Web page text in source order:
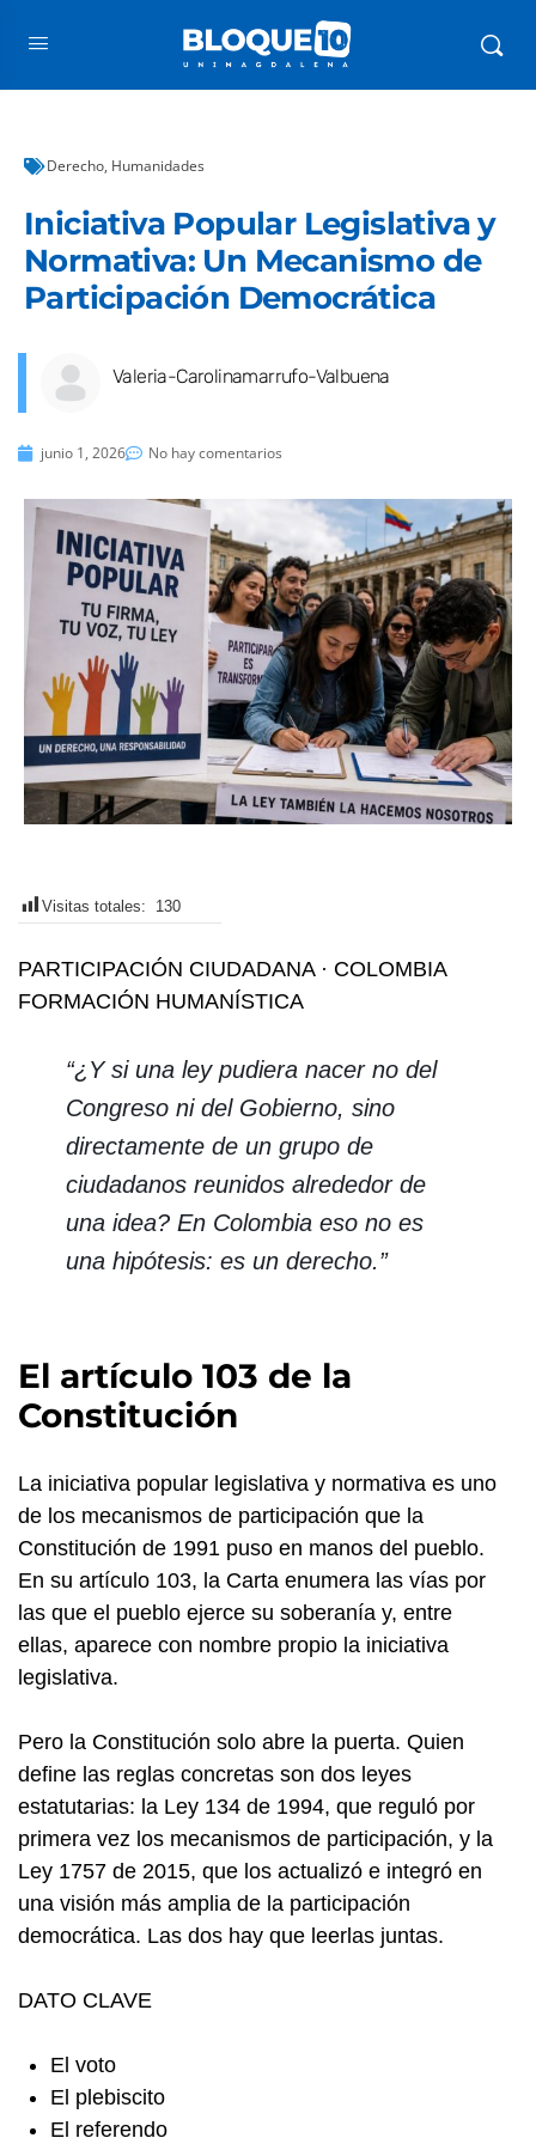
Derecho, Humanidades
Iniciativa Popular Legislativa y
Normativa: Un Mecanismo de
Participación Democrática
Valeria-Carolinamarrufo-Valbuena
junio 1, 2026 No hay comentarios
Visitas totales: 130
PARTICIPACIÓN CIUDADANA · COLOMBIA
FORMACIÓN HUMANÍSTICA
“¿Y si una ley pudiera nacer no del
Congreso ni del Gobierno, sino
directamente de un grupo de
ciudadanos reunidos alrededor de
una idea? En Colombia eso no es
una hipótesis: es un derecho.”
El artículo 103 de la
Constitución
La iniciativa popular legislativa y normativa es uno
de los mecanismos de participación que la
Constitución de 1991 puso en manos del pueblo.
En su artículo 103, la Carta enumera las vías por
las que el pueblo ejerce su soberanía y, entre
ellas, aparece con nombre propio la iniciativa
legislativa.
Pero la Constitución solo abre la puerta. Quien
define las reglas concretas son dos leyes
estatutarias: la Ley 134 de 1994, que reguló por
primera vez los mecanismos de participación, y la
Ley 1757 de 2015, que los actualizó e integró en
una visión más amplia de la participación
democrática. Las dos hay que leerlas juntas.
DATO CLAVE
El voto
El plebiscito
El referendo